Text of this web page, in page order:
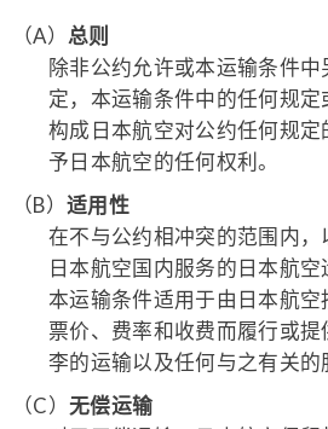
（A） 总则
除非公约允许或本运输条件
定，本运输条件中的任何规
构成日本航空对公约任何规
予日本航空的任何权利。
（B）适用性
在不与公约相冲突的范围内
日本航空国内服务的日本航空
本运输条件适用于由日本航
票价、费率和收费而履行或
李的运输以及任何与之有关的
（C）无偿运输